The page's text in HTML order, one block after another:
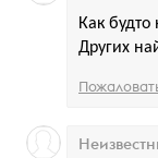
Как будто
Других